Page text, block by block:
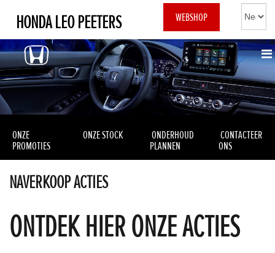
HONDA LEO PEETERS WEBSHOP
ONZE
PROMOTIES
ONZE STOCK
ONDERHOUD
PLANNEN
CONTACTEER
ONS
NAVERKOOP ACTIES
ONTDEK HIER ONZE ACTIES